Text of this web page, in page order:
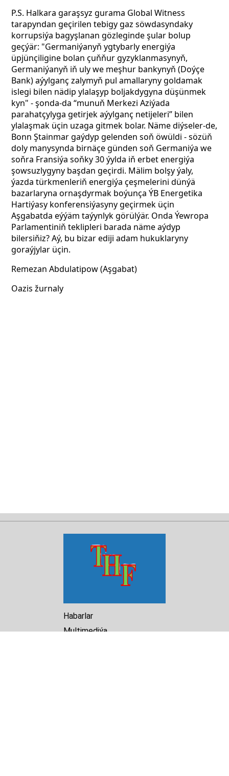
P.S. Halkara garaşsyz gurama Global Witness
tarapyndan geçirilen tebigy gaz söwdasyndaky
korrupsiýa bagyşlanan gözleginde şular bolup
geçýär: "Germaniýanyň ygtybarly energiýa
üpjünçiligine bolan çuňňur gyzyklanmasynyň,
Germaniýanyň iň uly we meşhur bankynyň (Doýçe
Bank) aýylganç zalymyň pul amallaryny goldamak
islegi bilen nädip ylalaşyp boljakdygyna düşünmek
kyn" - şonda-da “munuň Merkezi Aziýada
parahatçylyga getirjek aýylganç netijeleri” bilen
ylalaşmak üçin uzaga gitmek bolar. Näme diýseler-de,
Bonn Ştainmargaýdyp gelenden soň öwüldi - sözüň
doly manysynda birnäçe günden soň Germaniýa we
soňra Fransiýa soňky 30 ýylda iň erbet energiýa
şowsuzlygyny başdan geçirdi. Mälim bolşy ýaly,
ýazda türkmenleriň energiýa çeşmelerini dünýä
bazarlaryna ornaşdyrmak boýunça ÝB Energetika
Hartiýasy konferensiýasyny geçirmek üçin
Aşgabatda eýýäm taýynlyk görülýär. Onda Ýewropa
Parlamentiniň teklipleri barada näme aýdyp
bilersiňiz? Aý, bu bizar ediji adam hukuklaryny
goraýjylar üçin.
Remezan Abdulatipow (Aşgabat)
Oazis žurnaly
Habarlar
Multimediýa